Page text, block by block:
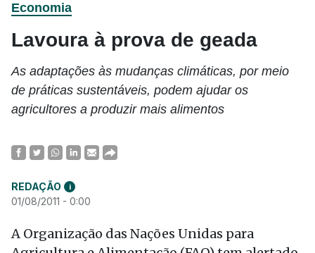
Economia
Lavoura à prova de geada
As adaptações às mudanças climáticas, por meio
de práticas sustentáveis, podem ajudar os
agricultores a produzir mais alimentos
REDAÇÃO i
01/08/2011 - 0:00
A Organização das Nações Unidas para